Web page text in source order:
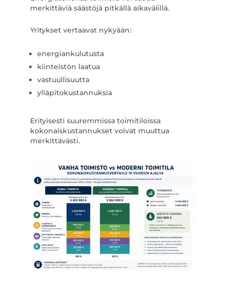
merkittäviä säästöjä pitkällä aikavälillä.
Yritykset vertaavat nykyään:
energiankulutusta
kiinteistön laatua
vastuullisuutta
ylläpitokustannuksia
Erityisesti suuremmissa toimitiloissa
kokonaiskustannukset voivat muuttua
merkittävästi.